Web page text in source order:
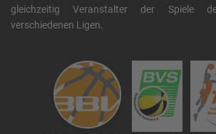
gleichzeitig Veranstalter der Spiele
verschiedenen Ligen.